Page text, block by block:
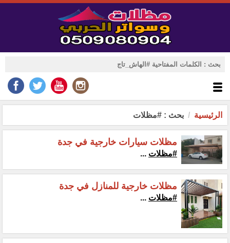
الرئيسية بحث : #مظلات
مظلات سيارات خارجية في جدة
#مظلات ...
مظلات خارجية للمنازل في جدة
#مظلات ...